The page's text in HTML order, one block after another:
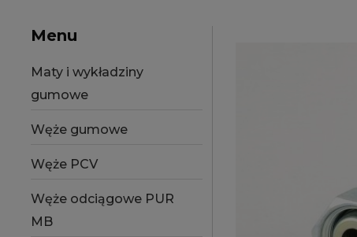
Menu
Maty i wykładziny
gumowe
Węże gumowe
Węże PCV
Węże odciągowe PUR
MB